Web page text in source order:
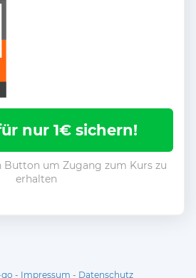
nur 1€ sichern!
Button um Zugang zum Kurs zu
erhalten
- Impressum - Datenschutz